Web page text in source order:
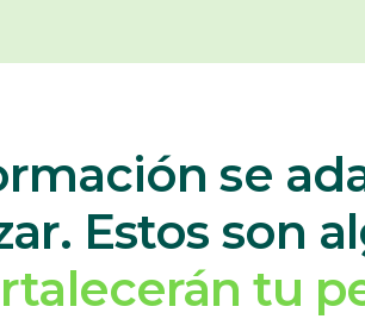
se
Estos son
tu